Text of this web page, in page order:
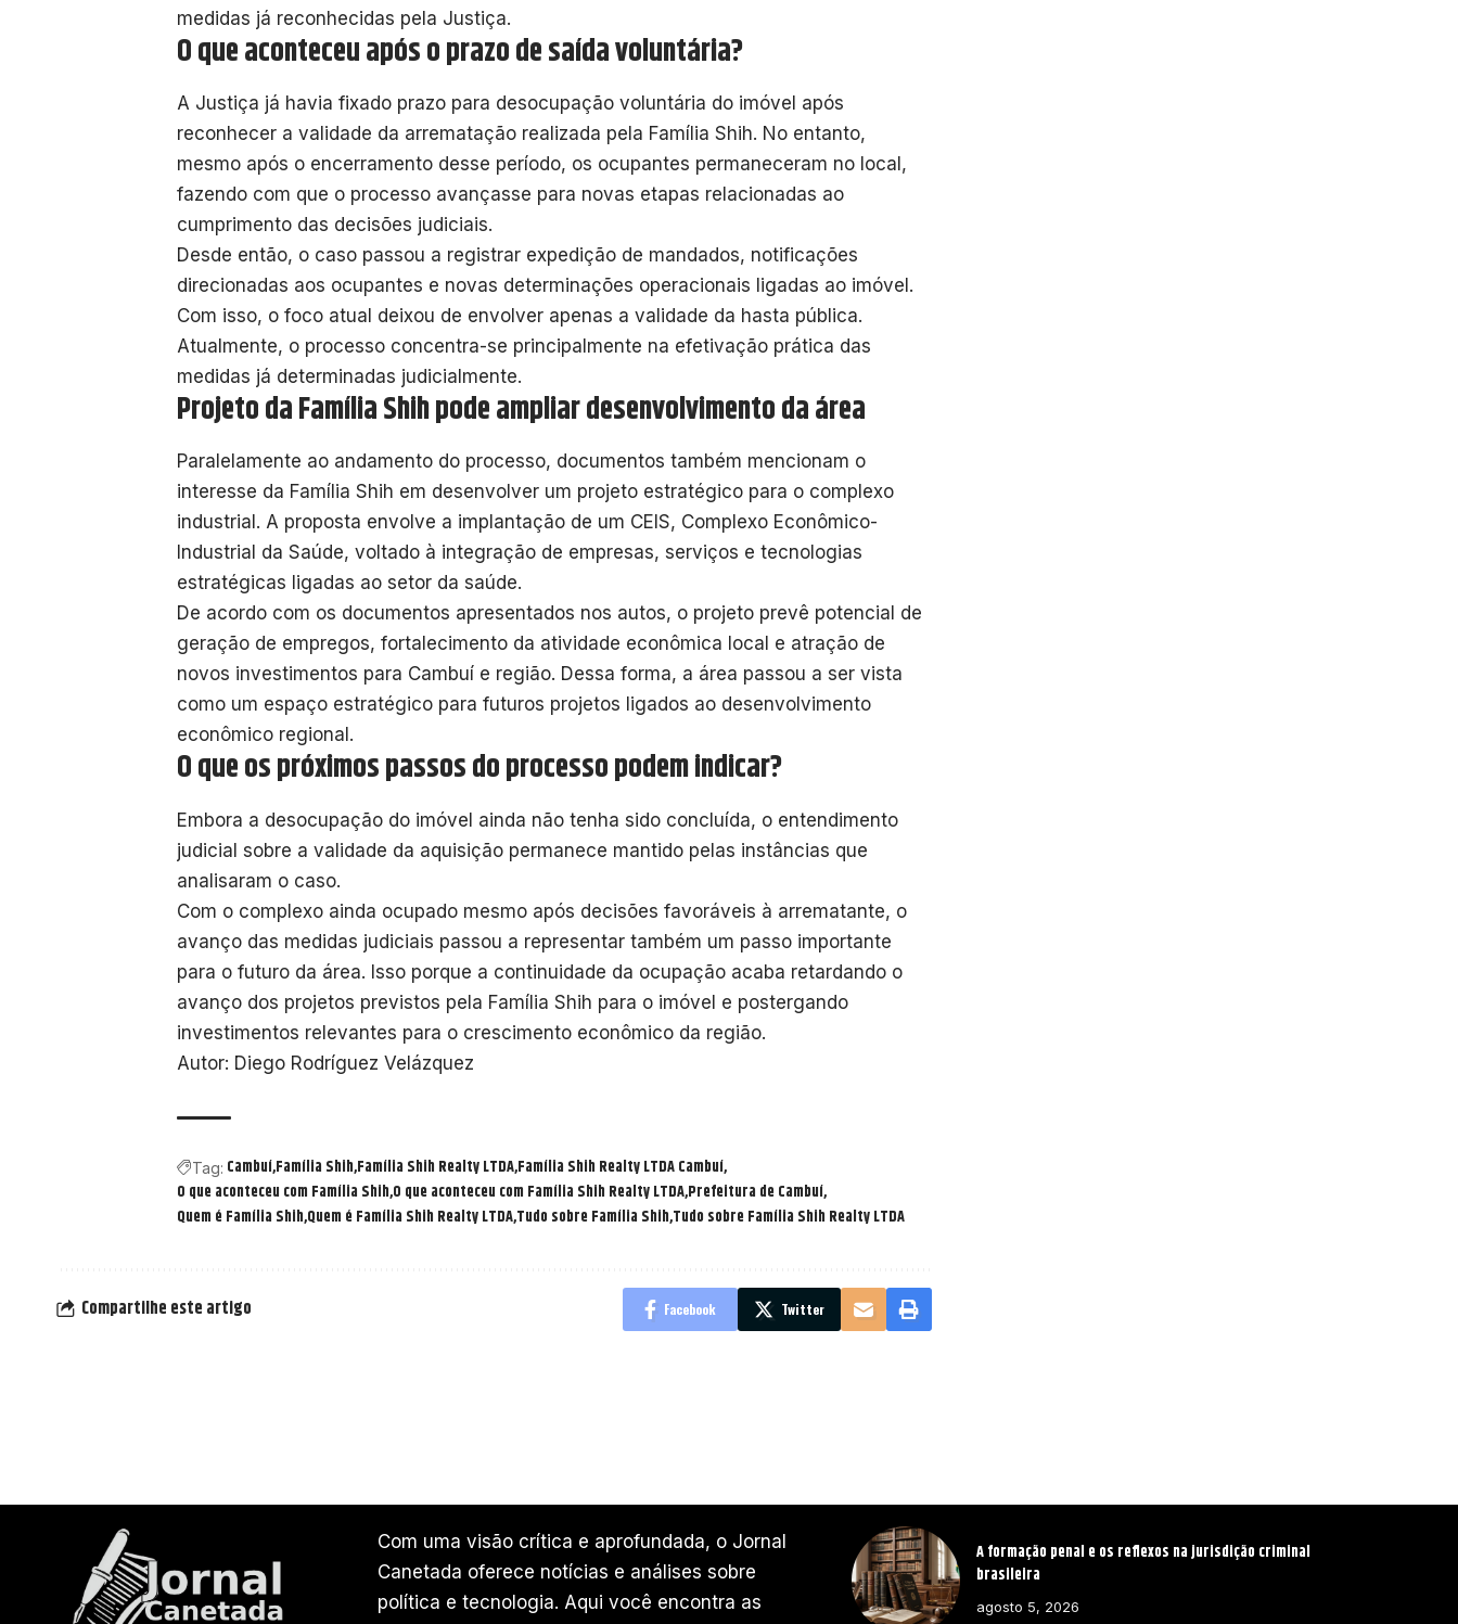
medidas já reconhecidas pela Justiça.
O que aconteceu após o prazo de saída voluntária?
A Justiça já havia fixado prazo para desocupação voluntária do imóvel após
reconhecer a validade da arrematação realizada pela Família Shih. No entanto,
mesmo após o encerramento desse período, os ocupantes permaneceram no local,
fazendo com que o processo avançasse para novas etapas relacionadas ao
cumprimento das decisões judiciais.
Desde então, o caso passou a registrar expedição de mandados, notificações
direcionadas aos ocupantes e novas determinações operacionais ligadas ao imóvel.
Com isso, o foco atual deixou de envolver apenas a validade da hasta pública.
Atualmente, o processo concentra-se principalmente na efetivação prática das
medidas já determinadas judicialmente.
Projeto da Família Shih pode ampliar desenvolvimento da área
Paralelamente ao andamento do processo, documentos também mencionam o
interesse da Família Shih em desenvolver um projeto estratégico para o complexo
industrial. A proposta envolve a implantação de um CEIS, Complexo Econômico-
Industrial da Saúde, voltado à integração de empresas, serviços e tecnologias
estratégicas ligadas ao setor da saúde.
De acordo com os documentos apresentados nos autos, o projeto prevê potencial de
geração de empregos, fortalecimento da atividade econômica local e atração de
novos investimentos para Cambuí e região. Dessa forma, a área passou a ser vista
como um espaço estratégico para futuros projetos ligados ao desenvolvimento
econômico regional.
O que os próximos passos do processo podem indicar?
Embora a desocupação do imóvel ainda não tenha sido concluída, o entendimento
judicial sobre a validade da aquisição permanece mantido pelas instâncias que
analisaram o caso.
Com o complexo ainda ocupado mesmo após decisões favoráveis à arrematante, o
avanço das medidas judiciais passou a representar também um passo importante
para o futuro da área. Isso porque a continuidade da ocupação acaba retardando o
avanço dos projetos previstos pela Família Shih para o imóvel e postergando
investimentos relevantes para o crescimento econômico da região.
Autor: Diego Rodríguez Velázquez
Tag: CambuíFamília Shih Família Shih Realty LTDAFamília Shih Realty LTDA Cambuí
O que aconteceu com Família Shih O que aconteceu com Família Shih Realty LTDAPrefeitura de Cambuí
Quem é Família Shih Quem é Família Shih Realty LTDATudo sobre Família Shih Tudo sobre Família Shih Realty LTDA
Compartilhe este artigo Facebook Twitter
Com uma visão crítica e aprofundada, o Jornal
Canetada oferece notícias e análises sobre
política e tecnologia. Aqui você encontra as
A formação penal e os reflexos na jurisdição criminal
brasileira
agosto 5, 2026